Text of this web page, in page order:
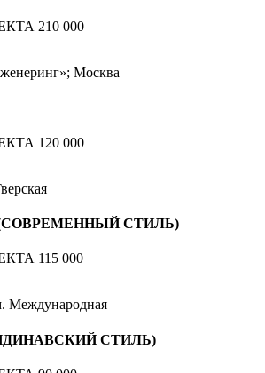
210 000
Москва
120 000
СТИЛЬ)
115 000
Международная
СТИЛЬ)